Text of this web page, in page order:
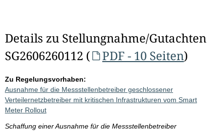
Details zu Stellungnahme/Gutachten
SG2606260112 (
PDF - 10 Seiten)
Zu Regelungsvorhaben:
Ausnahme für die Messstellenbetreiber geschlossener
Verteilernetzbetreiber mit kritischen Infrastrukturen vom Smart
Meter Rollout
Schaffung einer Ausnahme für die Messstellenbetreiber